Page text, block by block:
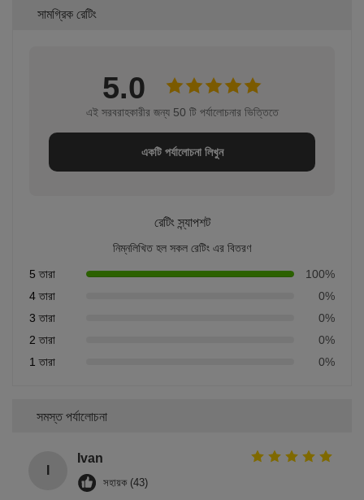
সামগ্রিক রেটিং
5.0
এই সরবরাহকারীর জন্য 50 টি পর্যালোচনার ভিত্তিতে
একটি পর্যালোচনা লিখুন
রেটিং স্ন্যাপশট
নিম্নলিখিত হল সকল রেটিং এর বিতরণ
5 তারা
100%
4 তারা
0%
3 তারা
0%
2 তারা
0%
1 তারা
0%
সমস্ত পর্যালোচনা
Ivan
সহায়ক (43)